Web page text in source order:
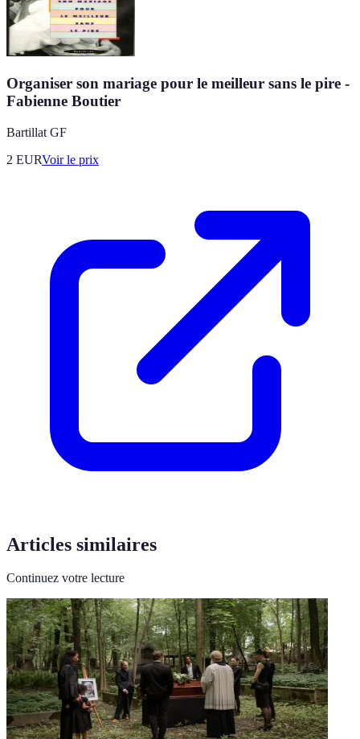
Organiser son mariage pour le meilleur sans le pire -
Fabienne Boutier
Bartillat GF
2 EURVoir le prix
Articles similaires
Continuez votre lecture